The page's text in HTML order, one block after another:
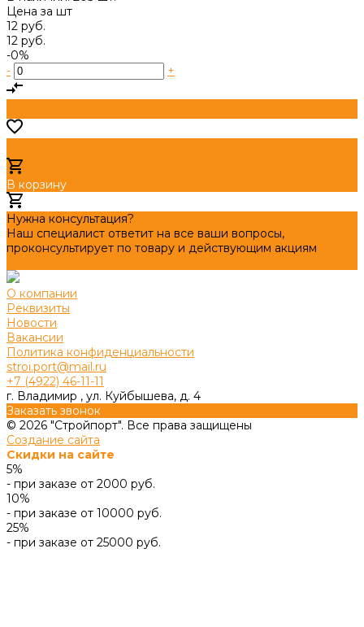
Цена за шт
12 руб.
12 руб.
-0%
-
+
В корзину
Нужна консультация?
Наш специалист ответит на все ваши вопросы,
проконсультирует по товару и действующим акциям
О компании
Реквизиты
Новости
Вакансии
Политика конфиденциальности
stroi.port@mail.ru
+7 (4922) 46-11-11
г. Владимир , ул. Куйбышева, д. 4
Заказать звонок
© 2026 "Стройпорт". Все права защищены
Создание сайта
Скидки на сайте
5%
- при заказе от 2000 руб.
10%
- при заказе от 10000 руб.
25%
- при заказе от 25000 руб.